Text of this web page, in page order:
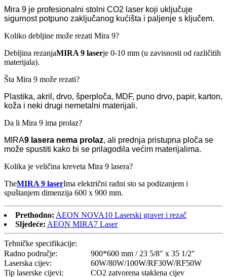
Mira 9 je profesionalni stolni CO2 laser koji uključuje
sigurnost potpuno zaključanog kućišta i paljenje s ključem.
Koliko debljine može rezati Mira 9?
Debljina rezanjaMIRA 9 laserje 0-10 mm (u zavisnosti od različitih
materijala).
Šta Mira 9 može rezati?
Plastika, akril, drvo, šperploča, MDF, puno drvo, papir, karton,
koža i neki drugi nemetalni materijali.
Da li Mira 9 ima prolaz?
MIRA9 lasera nema prolaz, ali prednja pristupna ploča se
može spustiti kako bi se prilagodila većim materijalima.
Kolika je veličina kreveta Mira 9 lasera?
TheMIRA 9 laserIma električni radni sto sa podizanjem i
spuštanjem dimenzija 600 x 900 mm.
Prethodno: AEON NOVA10 Laserski graver i rezač
Sljedeće: AEON MIRA7 Laser
Tehničke specifikacije:
Radno područje:
900*600 mm / 23 5/8″ x 35 1/2″
Laserska cijev:
60W/80W/100W/RF30W/RF50W
Tip laserske cijevi:
CO2 zatvorena staklena cijev